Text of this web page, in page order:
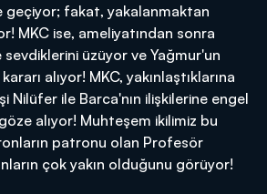
geçiyor; fakat, yakalanmaktan
MKC ise, ameliyatından sonra
sevdiklerini üzüyor ve Yağmur'un
alıyor! MKC, yakınlaştıklarına
Nilüfer ile Barca'nın ilişkilerine engel
alıyor! Muhteşem ikilimiz bu
patronu olan Profesör
çok yakın olduğunu görüyor!